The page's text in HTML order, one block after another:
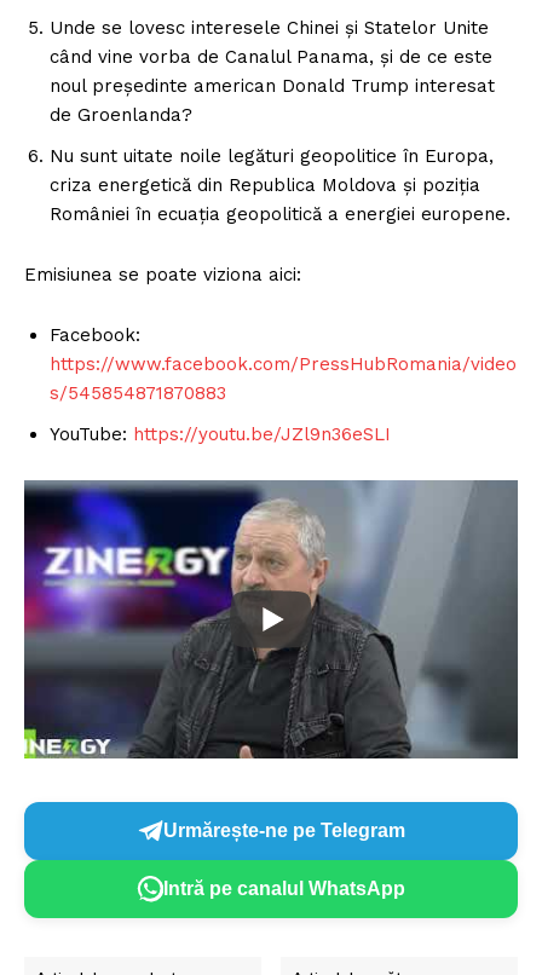
Unde se lovesc interesele Chinei și Statelor Unite
când vine vorba de Canalul Panama, și de ce este
noul președinte american Donald Trump interesat
de Groenlanda?
Nu sunt uitate noile legături geopolitice în Europa,
criza energetică din Republica Moldova și poziția
României în ecuația geopolitică a energiei europene.
Emisiunea se poate viziona aici:
Facebook:
https://www.facebook.com/PressHubRomania/video
s/545854871870883
YouTube: https://youtu.be/JZl9n36eSLI
Urmărește-ne pe Telegram
Intră pe canalul WhatsApp